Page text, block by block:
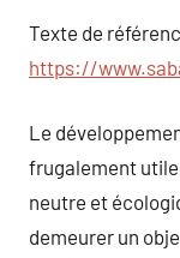
Texte de
https://
Le
frugalement
neutre et
demeurer un